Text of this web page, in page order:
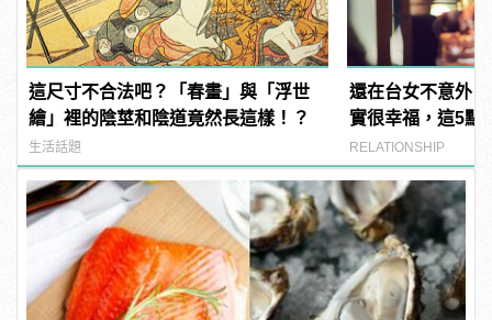
這尺寸不合法吧？「春畫」與「浮世
繪」裡的陰莖和陰道竟然長這樣！？
生活話題
還在台女不意外
實很幸福，這5點
RELATIONSHIP